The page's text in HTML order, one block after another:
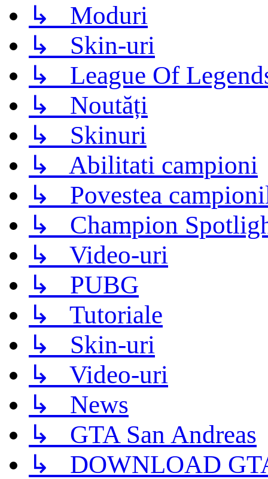
↳ Moduri
↳ Skin-uri
↳ League Of
↳ Noutăți
↳ Skinuri
↳ Abilitati campioni
↳ Povestea
↳ Champion
↳ Video-uri
↳ PUBG
↳ Tutoriale
↳ Skin-uri
↳ Video-uri
↳ News
↳ GTA San Andreas
↳ DOWNLOAD